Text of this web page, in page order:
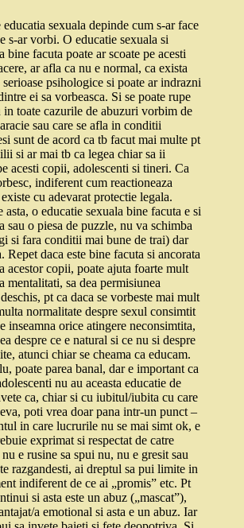
educatia sexuala depinde cum s-ar face
s-ar vorbi. O educatie sexuala si
bine facuta poate ar scoate pe acesti
ar afla ca nu e normal, ca exista
serioase psihologice si poate ar indrazni
ei sa vorbeasca. Si se poate rupe
toate cazurile de abuzuri vorbim de
sau care se afla in conditii
sunt de acord ca tb facut mai multe pt
si ar mai tb ca legea chiar sa ii
acesti copii, adolescenti si tineri. Ca
indiferent cum reactioneaza
cu adevarat protectie legala.
o educatie sexuala bine facuta e si
sau o piesa de puzzle, nu va schimba
si fara conditii mai bune de trai) dar
Repet daca este bine facuta si ancorata
acestor copii, poate ajuta foarte mult
mentalitati, sa dea permisiunea
pt ca daca se vorbeste mai mult
normalitate despre sexul consimtit
inseamna orice atingere neconsimtita,
despre ce e natural si ce nu si despre
atunci chiar se cheama ca educam.
poate parea banal, dar e important ca
nu au aceasta educatie de
ca, chiar si cu iubitul/iubita cu care
poti vrea doar pana intr-un punct –
in care lucrurile nu se mai simt ok, e
exprimat si respectat de catre
e rusine sa spui nu, nu e gresit sau
razgandesti, ai dreptul sa pui limite in
indiferent de ce ai „promis” etc. Pt
si asta este un abuz („mascat”),
a emotional si asta e un abuz. Iar